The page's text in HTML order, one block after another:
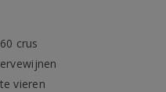
crus
vieren